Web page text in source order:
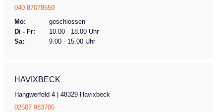
040 87078559
Mo:
geschlossen
Di - Fr:
10.00 - 18.00 Uhr
Sa:
9.00 - 15.00 Uhr
HAVIXBECK
Hangwerfeld 4 | 48329 Havixbeck
02507 983705